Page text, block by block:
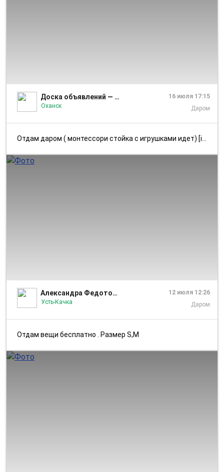
Доска объявлений — Оханск и Оханский район
Оханск
16 июля 17:15
Даром
Отдам даром ( монтессори стойка с игрушками идет) [id763375382|Емельян...
Александра Федотова
Усть-Качка
12 июля 12:26
Даром
Отдам вещи бесплатно . Размер S,M